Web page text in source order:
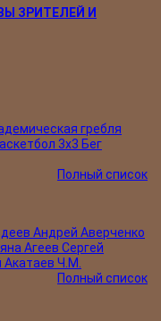
ЗРИТЕЛЕЙ И
гребля
3х3 Бег
Полный список
Андрей Аверченко
Агеев Сергей
Акатаев Ч.М.
Полный список